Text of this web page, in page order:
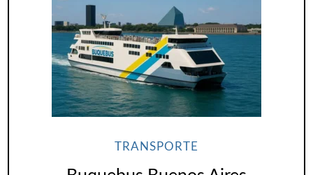
TRANSPORTE